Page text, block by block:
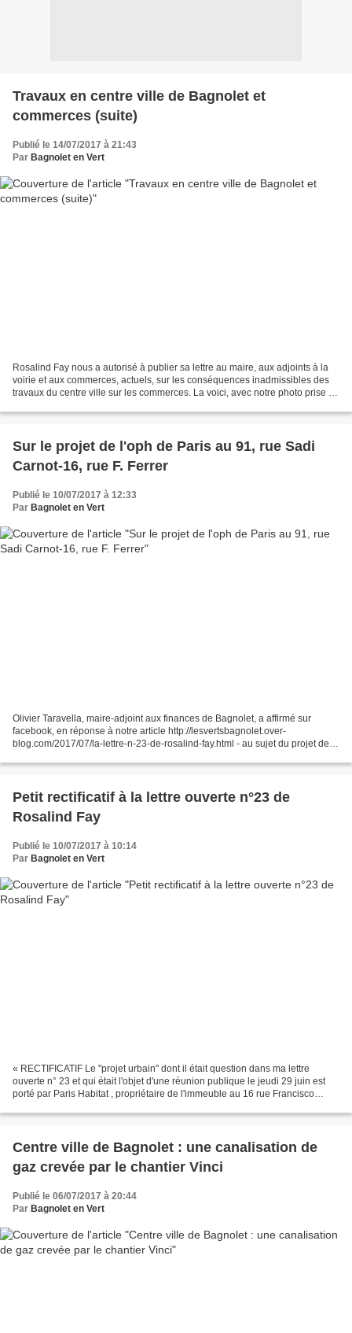
Travaux en centre ville de Bagnolet et
commerces (suite)
Publié le 14/07/2017 à 21:43
Par Bagnolet en Vert
Rosalind Fay nous a autorisé à publier sa lettre au maire, aux adjoints à la
voirie et aux commerces, actuels, sur les conséquences inadmissibles des
travaux du centre ville sur les commerces. La voici, avec notre photo prise ce
Sur le projet de l'oph de Paris au 91, rue Sadi
Carnot-16, rue F. Ferrer
Publié le 10/07/2017 à 12:33
Par Bagnolet en Vert
Olivier Taravella, maire-adjoint aux finances de Bagnolet, a affirmé sur
facebook, en réponse à notre article http://lesvertsbagnolet.over-
blog.com/2017/07/la-lettre-n-23-de-rosalind-fay.html - au sujet du projet de
Petit rectificatif à la lettre ouverte n°23 de
Rosalind Fay
Publié le 10/07/2017 à 10:14
Par Bagnolet en Vert
« RECTIFICATIF Le "projet urbain" dont il était question dans ma lettre
ouverte n° 23 et qui était l'objet d'une réunion publique le jeudi 29 juin est
porté par Paris Habitat , propriétaire de l'immeuble au 16 rue Francisco
Centre ville de Bagnolet : une canalisation de
gaz crevée par le chantier Vinci
Publié le 06/07/2017 à 20:44
Par Bagnolet en Vert